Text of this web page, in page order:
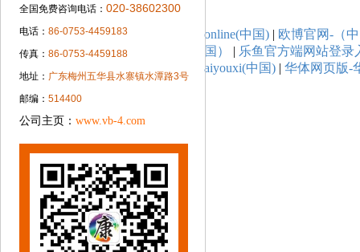
全国免费咨询电话： 020-38602300
电话： 86-0753-4459183
传真： 86-0753-4459188
地址： 广东梅州五华县水寨镇水潭路3号
邮编： 514400
公司主页： www.vb-4.com
online(中国) | 欧博官网-（
国）
| 乐鱼官方端网站登录
aiyouxi(中国) | 华体网页版-